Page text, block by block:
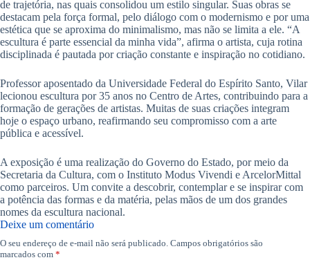
de trajetória, nas quais consolidou um estilo singular. Suas obras se
destacam pela força formal, pelo diálogo com o modernismo e por uma
estética que se aproxima do minimalismo, mas não se limita a ele. “A
escultura é parte essencial da minha vida”, afirma o artista, cuja rotina
disciplinada é pautada por criação constante e inspiração no cotidiano.
Professor aposentado da Universidade Federal do Espírito Santo, Vilar
lecionou escultura por 35 anos no Centro de Artes, contribuindo para a
formação de gerações de artistas. Muitas de suas criações integram
hoje o espaço urbano, reafirmando seu compromisso com a arte
pública e acessível.
A exposição é uma realização do Governo do Estado, por meio da
Secretaria da Cultura, com o Instituto Modus Vivendi e ArcelorMittal
como parceiros. Um convite a descobrir, contemplar e se inspirar com
a potência das formas e da matéria, pelas mãos de um dos grandes
nomes da escultura nacional.
Deixe um comentário
O seu endereço de e-mail não será publicado. Campos obrigatórios são
marcados com *